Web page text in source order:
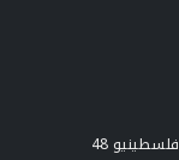
فلسطينيو 48